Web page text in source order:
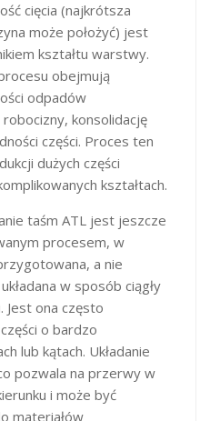
cięcia (najkrótsza
może położyć) jest
kształtu warstwy.
obejmują
odpadów
konsolidację
części. Proces ten
dużych części
kształtach.
taśm ATL jest jeszcze
procesem, w
a nie
w sposób ciągły
Jest ona często
o bardzo
lub kątach. Układanie
pozwala na przerwy w
i może być
materiałów